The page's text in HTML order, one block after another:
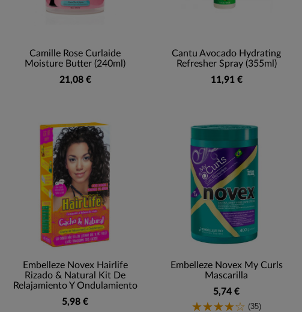
Camille Rose Curlaide
Moisture Butter (240ml)
21,08 €
Cantu Avocado Hydrating
Refresher Spray (355ml)
11,91 €
Embelleze Novex Hairlife
Rizado & Natural Kit De
Relajamiento Y Ondulamiento
5,98 €
Embelleze Novex My Curls
Mascarilla
5,74 €
(35)